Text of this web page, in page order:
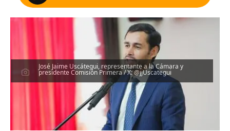
José Jaime Uscátegui, representante a la Cámara y
presidente Comisión Primera / X: @jjUscategui